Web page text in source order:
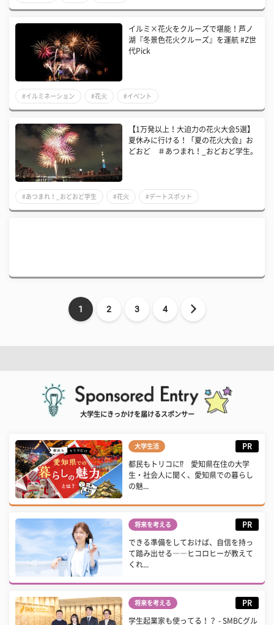
イルミ×花火をクルーズで堪能！芦ノ
湖『冬景色花火クルーズ』を運航 #Z世
代Pick
#イルミネーション #花火 #イベント
【1万発以上！大迫力の花火大会5選】
夏休みに行ける！「夏の花火大会」お
どおど ＃あつまれ！_おどおど学生。
#あつまれ！_おどおど学生 #花火 #デートスポット
1 2 3 4
大学生にきっかけを届けるスポンサー
大学生活 PR
都民もトリコに⁉ 愛知県在住の大学
生・社会人に聞く、愛知県での暮らし
の魅...
将来を考える PR
できる準備をしておけば、自信を持っ
て踏み出せる――ヒコロヒーが教えて
くれ...
将来を考える PR
学生起業家も使ってる！？ - SMBCグル